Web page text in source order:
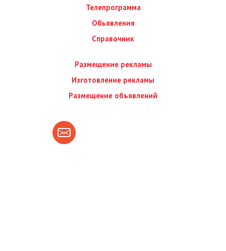
Телепрограмма
Обьявления
Справочник
Размещение рекламы
Изготовление рекламы
Размещение объявлений